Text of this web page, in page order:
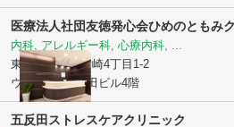
医療法人社団友徳発心会ひめのともみ
内科, アレルギー科, 心療内科, ...
東京都品川区大崎4丁目1-2
ウィン第2五反田ビル4階
五反田ストレスケアクリニック